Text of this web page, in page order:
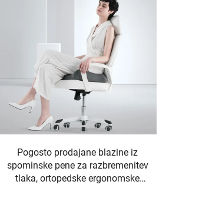
Pogosto prodajane blazine iz
spominske pene za razbremenitev
tlaka, ortopedske ergonomske